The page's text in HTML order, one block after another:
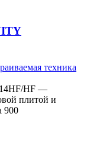
техника
HF —
плитой и
900